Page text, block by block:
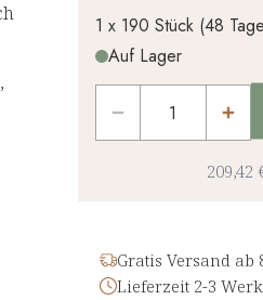
Ihr
1x 0,00 €
1 x 190 Stück (48 Tage
Auf Lager
209,42
Gratis Versand ab
Lieferzeit 2-3